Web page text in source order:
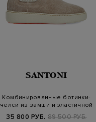
SANTONI
Комбинированные ботинки-
челси из замши и эластичной
пр…
35 800 РУБ. 89 500 РУБ.